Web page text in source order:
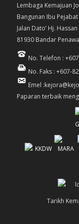
Lembaga Kemajuan
Bangunan Ibu Pejabat
Jalan Dato’ Hj.
81930 Bandar
No. Telefon :
No. Faks : +607-
Emel
Paparan terbaik
Tarikh